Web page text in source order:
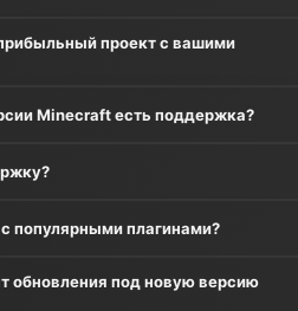
проект с вашими
Minecraft есть поддержка?
популярными плагинами?
обновления под новую версию